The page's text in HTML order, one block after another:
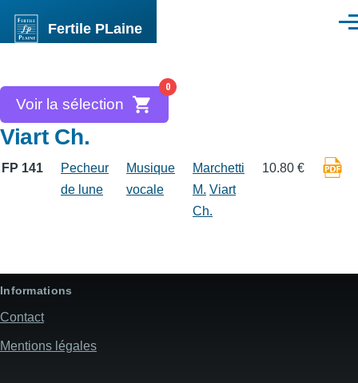
Fertile PLaine
0
Voir la sélection
Viart Ch.
FP 141
Pecheur
de lune
Musique
vocale
Marchetti
M. Viart
Ch.
10.80 €
Informations
Contact
Mentions légales